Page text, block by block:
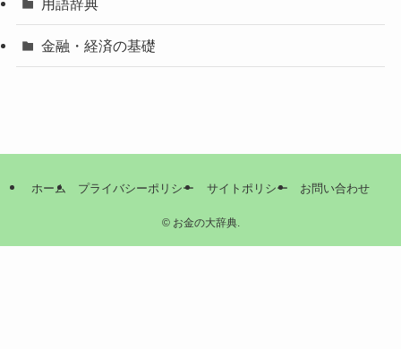
用語辞典
金融・経済の基礎
ホーム プライバシーポリシー サイトポリシー お問い合わせ
©お金の大辞典.